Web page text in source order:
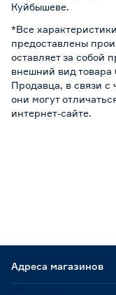
Куйбышеве.
*Все
предоставлены
оставляет за собой
внешний вид товара
Продавца, в связи с
они могут
интернет-сайте.
Адреса магазинов